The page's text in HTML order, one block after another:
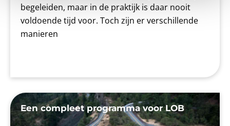
begeleiden, maar in de praktijk is daar nooit
voldoende tijd voor. Toch zijn er verschillende
manieren
Een compleet programma voor LOB